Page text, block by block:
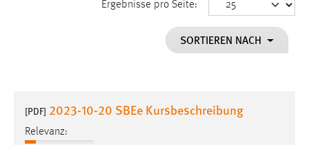
Ergebnisse pro Seite:
SORTIEREN NACH
[PDF] 2023-10-20 SBEe Kursbeschreibung
Relevanz:
Dieser Cookie speichert die ausgewählten Einverständnis-
Performance